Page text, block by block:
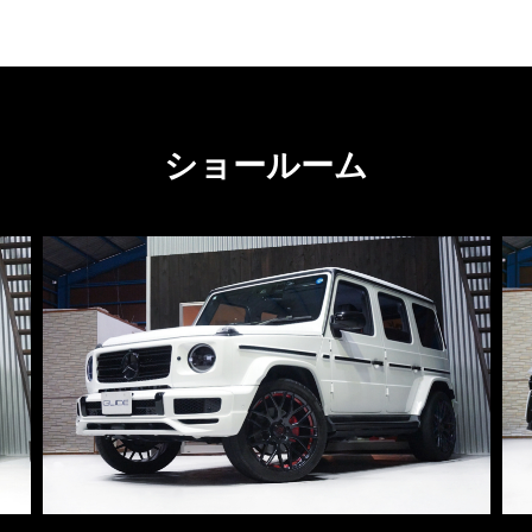
ショールーム